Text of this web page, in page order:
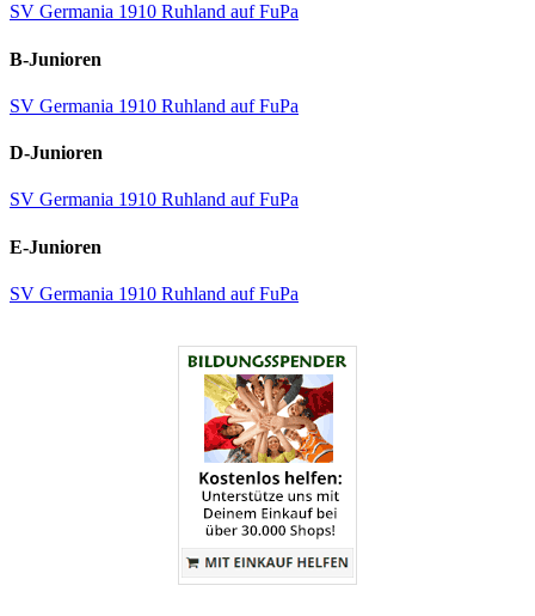
SV Germania 1910 Ruhland auf FuPa
B-Junioren
SV Germania 1910 Ruhland auf FuPa
D-Junioren
SV Germania 1910 Ruhland auf FuPa
E-Junioren
SV Germania 1910 Ruhland auf FuPa